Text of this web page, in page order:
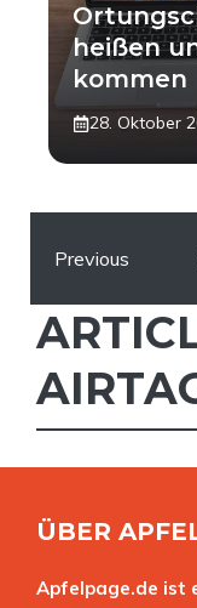
heißen
kommen
28. Oktober
Previous
ÜBER
Apfelpage.de ist